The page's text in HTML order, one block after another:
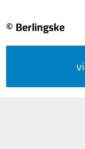
© Berlingske